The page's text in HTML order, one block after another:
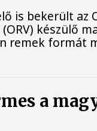
is bekerült az
készülő
remek formát
a